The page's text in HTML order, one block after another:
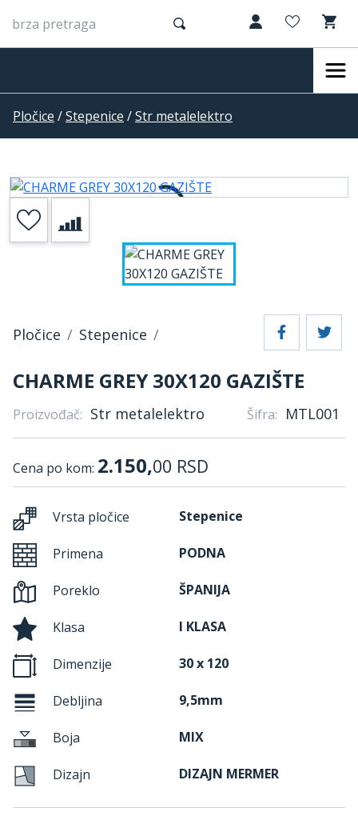
Pločice /Stepenice /Str metalelektro
Pločice Stepenice
CHARME GREY 30X120 GAZIŠTE
Proizvođač: Str metalelektro Šifra: MTL001
Cena po kom: 2.150,00 RSD
Vrsta pločice Stepenice
Primena PODNA
Poreklo ŠPANIJA
Klasa I KLASA
Dimenzije 30 x 120
Debljina 9,5mm
Boja MIX
Dizajn DIZAJN MERMER